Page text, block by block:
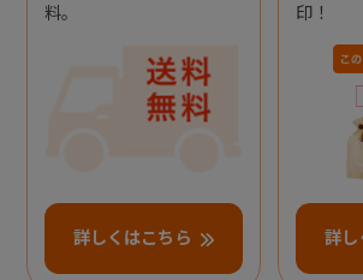
料。
詳しくはこちら
印！
詳し